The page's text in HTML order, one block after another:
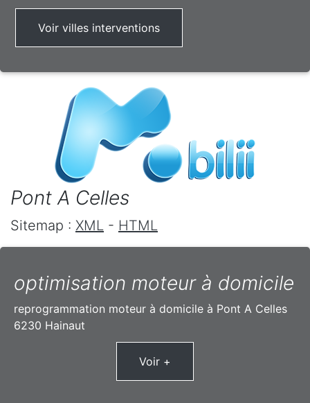
Voir villes interventions
Pont A Celles
Sitemap : XML - HTML
optimisation moteur à domicile
reprogrammation moteur à domicile à Pont A Celles
6230 Hainaut
Voir +